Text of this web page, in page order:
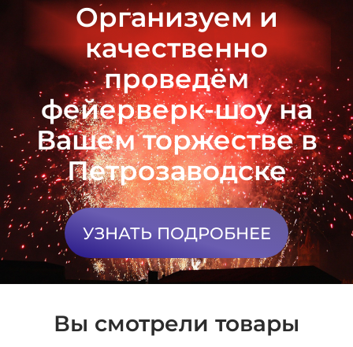
Организуем и
качественно
проведём
фейерверк-шоу на
Вашем торжестве в
Петрозаводске
УЗНАТЬ ПОДРОБНЕЕ
Вы смотрели товары